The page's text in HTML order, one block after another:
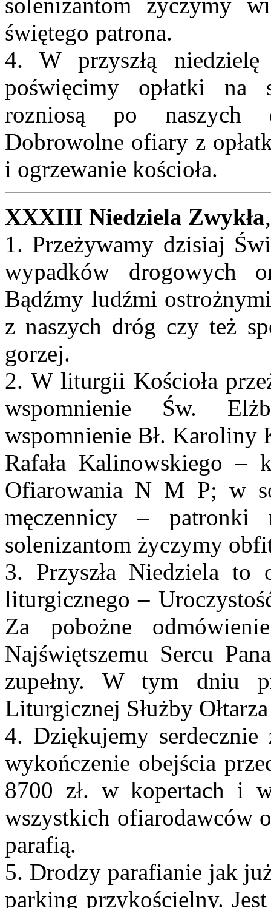
solenizantom życzymy
świętego patrona.
4. W przyszłą
poświęcimy opłatki na
rozniosą po naszych
Dobrowolne ofiary z
i ogrzewanie kościoła.
XXXIII Niedziela Zwykła
1. Przeżywamy dzisiaj
wypadków drogowych
Bądźmy ludźmi
z naszych dróg czy też
gorzej.
2. W liturgii Kościoła
wspomnienie Św.
wspomnienie Bł. Karoliny
Rafała Kalinowskiego
Ofiarowania N M P; w
męczennicy – patronki
solenizantom życzymy
3. Przyszła Niedziela to
liturgicznego –
Za pobożne
Najświętszemu Sercu
zupełny. W tym dniu
Liturgicznej Służby
4. Dziękujemy
wykończenie obejścia
8700 zł. w kopertach i
wszystkich ofiarodawców
parafią.
5. Drodzy parafianie jak
parking przykościelny.